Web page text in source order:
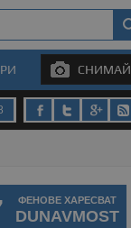
СНИМАЙ
ФЕНОВЕ ХАРЕСВАТ
DUNAVMOST